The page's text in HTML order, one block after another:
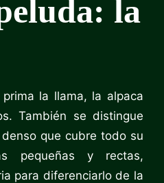
la
la llama, la alpaca
También se distingue
que cubre todo su
pequeñas y rectas,
para diferenciarlo de la